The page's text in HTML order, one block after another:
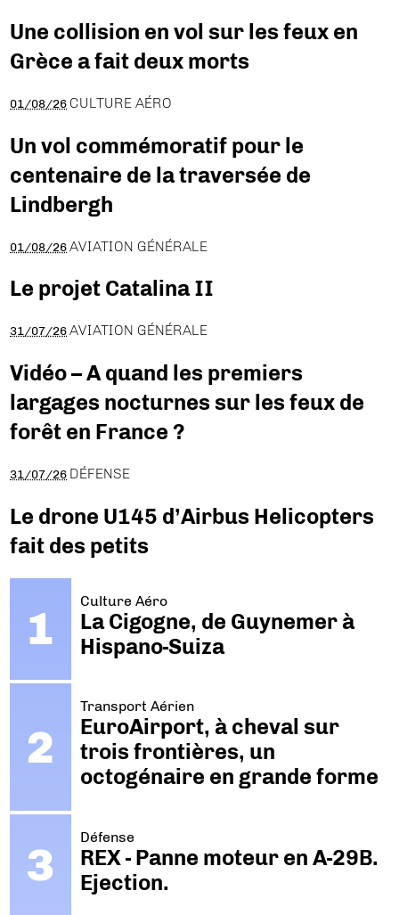
Une collision en vol sur les feux en
Grèce a fait deux morts
01/08/26 CULTURE AÉRO
Un vol commémoratif pour le
centenaire de la traversée de
Lindbergh
01/08/26 AVIATION GÉNÉRALE
Le projet Catalina II
31/07/26 AVIATION GÉNÉRALE
Vidéo – A quand les premiers
largages nocturnes sur les feux de
forêt en France ?
31/07/26 DÉFENSE
Le drone U145 d’Airbus Helicopters
fait des petits
Culture Aéro
La Cigogne, de Guynemer à
Hispano-Suiza
Transport Aérien
EuroAirport, à cheval sur
trois frontières, un
octogénaire en grande forme
Défense
REX - Panne moteur en A-29B.
Ejection.